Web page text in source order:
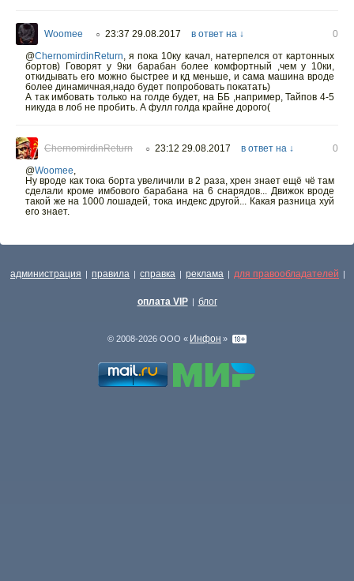
Woomee ○ 23:37 29.08.2017 в ответ на ↓
0
@ChernomirdinReturn,я пока 10ку качал, натерпелся от картонных
бортов) Говорят у 9ки барабан более комфортный ,чем у 10ки,
откидывать его можно быстрее и кд меньше, и сама машина вроде
более динамичная,надо будет попробовать покатать)
А так имбовать только на голде будет, на ББ ,например, Тайпов 4-5
никуда в лоб не пробить. А фулл голда крайне дорого(
ChernomirdinReturn ○ 23:12 29.08.2017 в ответ на ↓
0
@Woomee,
Ну вроде как тока борта увеличили в 2 раза, хрен знает ещё чё там
сделали кроме имбового барабана на 6 снарядов... Движок вроде
такой же на 1000 лошадей, тока индекс другой... Какая разница хуй
его знает.
администрация | правила | справка | реклама | для правообладателей |
оплата VIP | блог
© 2008-2026 ООО « Инфон »